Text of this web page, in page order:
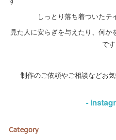
しっとり落ち着ついたテ
見た人に安らぎを与えたり、何
です
制作のご依頼やご相談などお
-
Category